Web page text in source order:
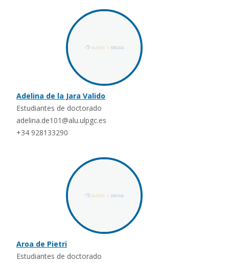
Adelina de la Jara Valido
Estudiantes de doctorado
adelina.de101@alu.ulpgc.es
+34 928133290
Aroa de Pietri
Estudiantes de doctorado